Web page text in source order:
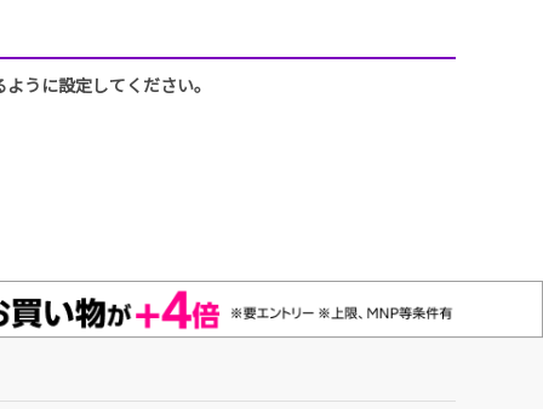
うに設定してください。